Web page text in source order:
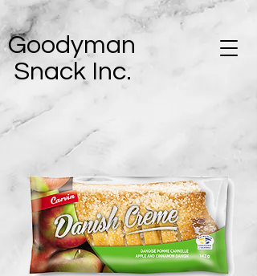
Goodyman
Snack Inc.